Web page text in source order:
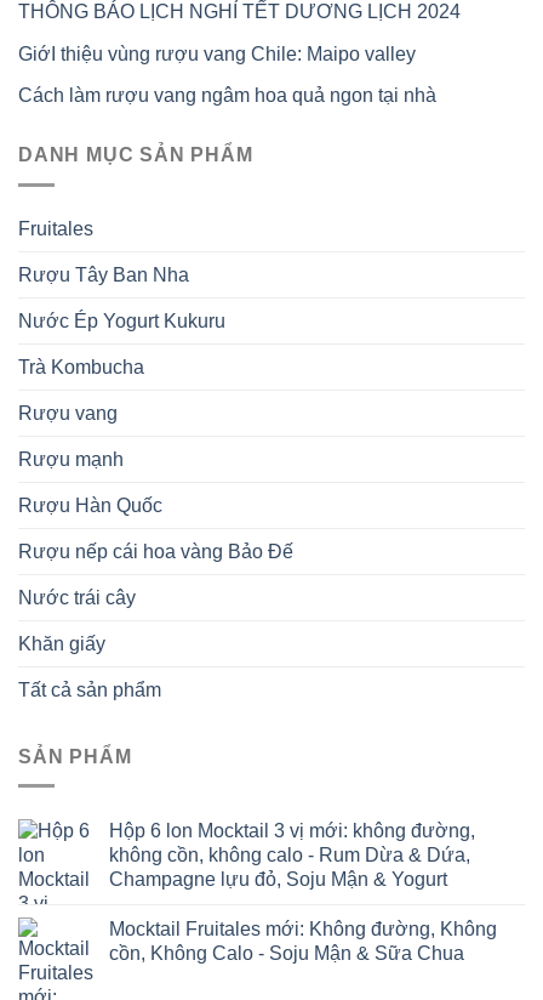
THÔNG BÁO LỊCH NGHỈ TẾT DƯƠNG LỊCH 2024
GiớI thiệu vùng rượu vang Chile: Maipo valley
Cách làm rượu vang ngâm hoa quả ngon tại nhà
DANH MỤC SẢN PHẨM
Fruitales
Rượu Tây Ban Nha
Nước Ép Yogurt Kukuru
Trà Kombucha
Rượu vang
Rượu mạnh
Rượu Hàn Quốc
Rượu nếp cái hoa vàng Bảo Đế
Nước trái cây
Khăn giấy
Tất cả sản phẩm
SẢN PHẨM
Hộp 6 lon Mocktail 3 vị mới: không đường,
không cồn, không calo - Rum Dừa & Dứa,
Champagne lựu đỏ, Soju Mận & Yogurt
Mocktail Fruitales mới: Không đường, Không
cồn, Không Calo - Soju Mận & Sữa Chua